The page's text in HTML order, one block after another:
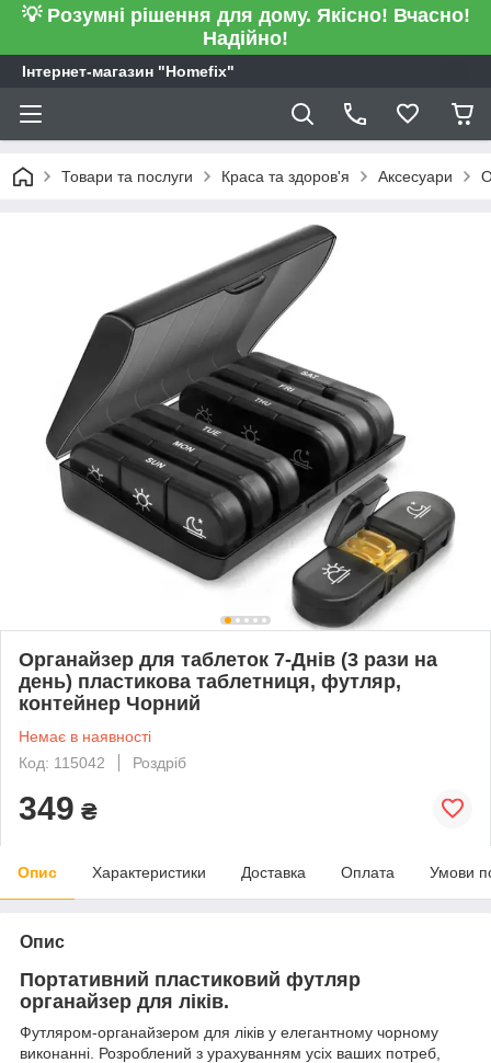
💡 Розумні рішення для дому. Якісно! Вчасно!
Надійно!
Інтернет-магазин "Homefix"
Товари та послуги Краса та здоров'я Аксесуари
Органайзер для таблеток 7-Днів (3 рази на
день) пластикова таблетниця, футляр,
контейнер Чорний
Немає в наявності
Код: 115042
Роздріб
349 ₴
Опис Характеристики Доставка Оплата Умови
Опис
Портативний пластиковий футляр
органайзер для ліків.
Футляром-органайзером для ліків у елегантному чорному
виконанні. Розроблений з урахуванням усіх ваших потреб,